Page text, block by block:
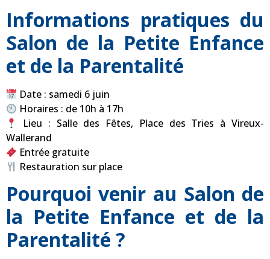
Informations pratiques du
Salon de la Petite Enfance
et de la Parentalité
Date : samedi 6 juin
Horaires : de 10h à 17h
Lieu : Salle des Fêtes, Place des Tries à Vireux-
Wallerand
Entrée gratuite
Restauration sur place
Pourquoi venir au Salon de
la Petite Enfance et de la
Parentalité ?